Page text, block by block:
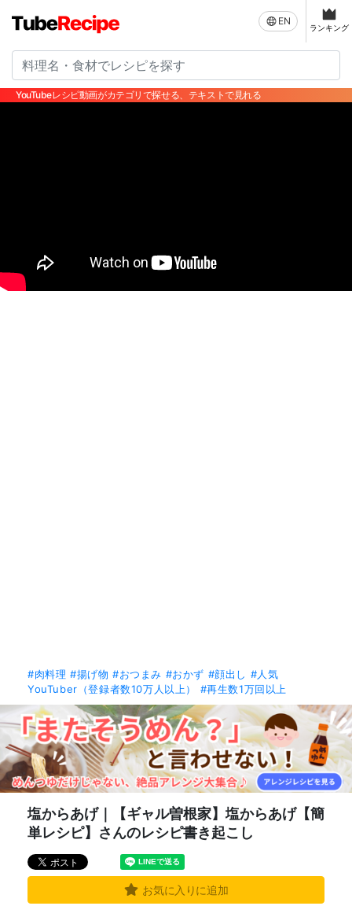
EN
ランキング
YouTubeレシピ動画がカテゴリで探せる、テキストで見れる
#肉料理 #揚げ物 #おつまみ #おかず #顔出し #人気
YouTuber（登録者数10万人以上）
#再生数1万回以上
塩からあげ｜【ギャル曽根家】塩からあげ【簡
単レシピ】さんのレシピ書き起こし
お気に入りに追加